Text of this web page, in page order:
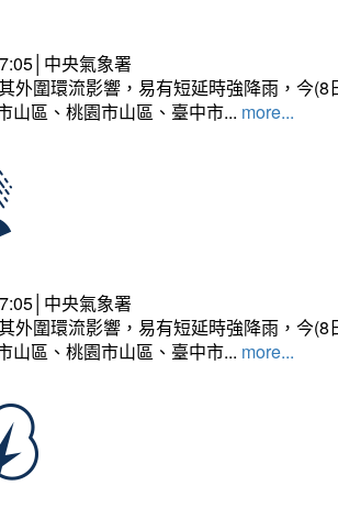
中央氣象署
外圍環流影響，易有短延時強降雨，今
山區、桃園市山區、臺中市... more...
中央氣象署
外圍環流影響，易有短延時強降雨，今
山區、桃園市山區、臺中市... more...